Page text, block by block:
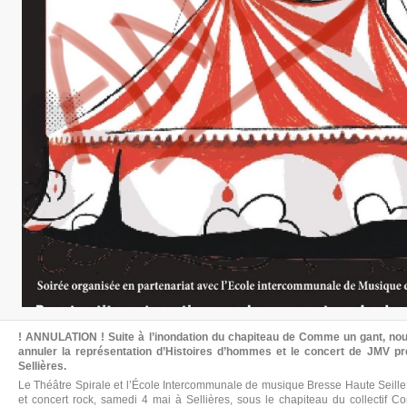
! ANNULATION ! Suite à l’inondation du chapiteau de Comme un gant,
annuler la représentation d’Histoires d’hommes et le concert de JMV
Sellières.
Le Théâtre Spirale et l’École Intercommunale de musique Bresse Haute
et concert rock, samedi 4 mai à Sellières, sous le chapiteau du collectif